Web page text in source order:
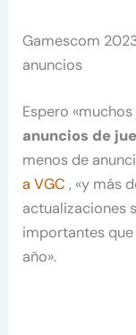
Gamescom
anuncios
Espero
anuncios de
menos de
a VGC , «y más
actualizaciones
importantes
año».